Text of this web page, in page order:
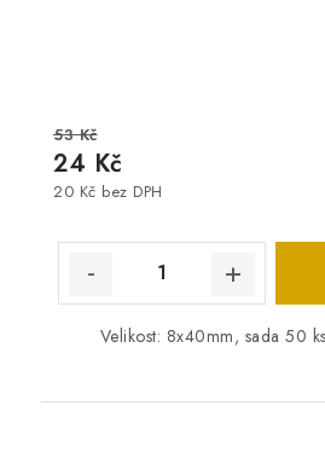
20 Kč bez DPH
24 Kč
53 Kč
Velikost: 8x40mm, sada 50